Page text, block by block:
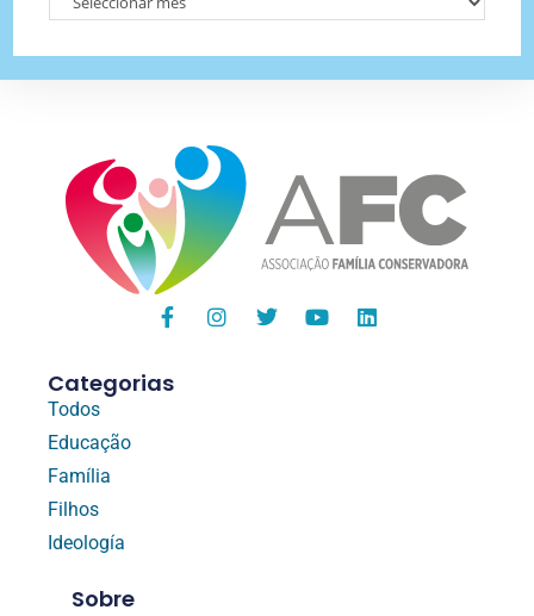
Categorias
Todos
Educação
Família
Filhos
Ideología
Sobre